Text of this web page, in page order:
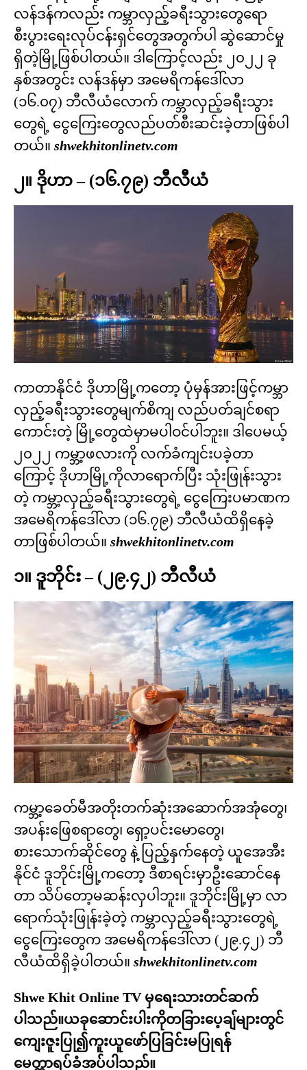
လန်ဒန်ကလည်း ကမ္ဘာလှည့်ခရီးသွားတွေရော
စီးပွားရေးလုပ်ငန်းရှင်တွေအတွက်ပါ ဆွဲဆောင်မှု
ရှိတဲ့မြို့ဖြစ်ပါတယ်။ ဒါကြောင့်လည်း ၂၀၂၂ ခု
နှစ်အတွင်း လန်ဒန်မှာ အမေရိကန်ဒေါ်လာ
(၁၆.၀၇) ဘီလီယံလောက် ကမ္ဘာလှည့်ခရီးသွား
တွေရဲ့ ငွေကြေးတွေလည်ပတ်စီးဆင်းခဲ့တာဖြစ်ပါ
တယ်။ shwekhitonlinetv.com
၂။ ဒိုဟာ – (၁၆.၇၉) ဘီလီယံ
ကာတာနိုင်ငံ ဒိုဟာမြို့ကတော့ ပုံမှန်အားဖြင့်ကမ္ဘာ
လှည့်ခရီးသွားတွေမျက်စိကျ လည်ပတ်ချင်စရာ
ကောင်းတဲ့ မြို့တွေထဲမှာမပါဝင်ပါဘူး။ ဒါပေမယ့်
၂၀၂၂ ကမ္ဘာ့ဖလားကို လက်ခံကျင်းပခဲ့တာ
ကြောင့် ဒိုဟာမြို့ကိုလာရောက်ပြီး သုံးဖြုန်းသွား
တဲ့ ကမ္ဘာ့လှည့်ခရီးသွားတွေရဲ့ ငွေကြေးပမာဏက
အမေရိကန်ဒေါ်လာ (၁၆.၇၉) ဘီလီယံထိရှိနေခဲ့
တာဖြစ်ပါတယ်။ shwekhitonlinetv.com
၁။ ဒူဘိုင်း – (၂၉.၄၂) ဘီလီယံ
ကမ္ဘာ့ခေတ်မီအတိုးတက်ဆုံးအဆောက်အအုံတွေ၊
အပန်းဖြေစရာတွေ၊ ရှော့ပင်းမောတွေ၊
စားသောက်ဆိုင်တွေ နဲ့ ပြည့်နှက်နေတဲ့ ယူအေအီး
နိုင်ငံ ဒူဘိုင်းမြို့ကတော့ ဒီစာရင်းမှာဦးဆောင်နေ
တာ သိပ်တော့မဆန်းလှပါဘူး။ ဒူဘိုင်းမြို့မှာ လာ
ရောက်သုံးဖြုန်းခဲ့တဲ့ ကမ္ဘာလှည့်ခရီးသွားတွေရဲ့
ငွေကြေးတွေက အမေရိကန်ဒေါ်လာ (၂၉.၄၂) ဘီ
လီယံထိရှိခဲ့ပါတယ်။ shwekhitonlinetv.com
Shwe Khit Online TV မှရေးသားတင်ဆက်
ပါသည်။ယခုဆောင်းပါးကိုတခြားပေ့ချ်များတွင်
ကျေးဇူးပြု၍ကူးယူဖော်ပြခြင်းမပြုရန်
မေတ္တာရပ်ခံအပ်ပါသည်။